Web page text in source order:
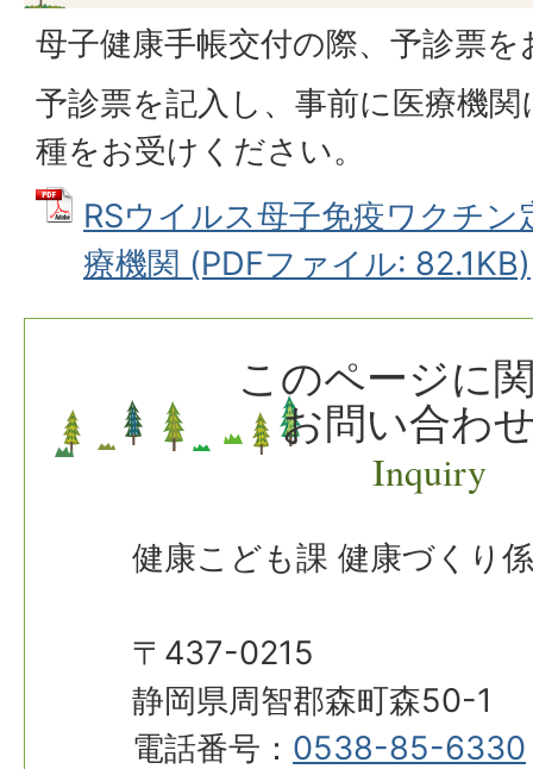
母子健康手帳交付の際、予診票
予診票を記入し、事前に医療機
種をお受けください。
RSウイルス母子免疫ワクチン
療機関 (PDFファイル: 82.1KB)
このページに
お問い合わ
Inquiry
健康こども課 健康づくり係
〒437-0215
静岡県周智郡森町森50-1
電話番号： 0538-85-6330